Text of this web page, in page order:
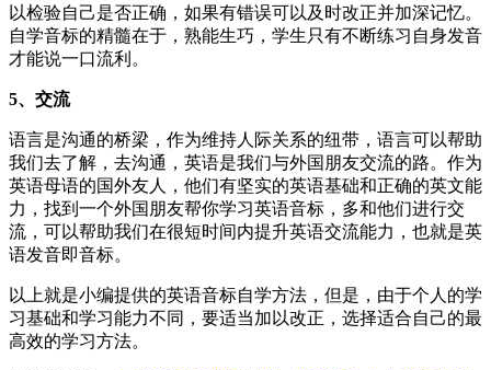
以检验自己是否正确，如果有错误可以及时改正并加深记忆。
自学音标的精髓在于，熟能生巧，学生只有不断练习自身发音
才能说一口流利。
5、交流
语言是沟通的桥梁，作为维持人际关系的纽带，语言可以帮助
我们去了解，去沟通，英语是我们与外国朋友交流的路。作为
英语母语的国外友人，他们有坚实的英语基础和正确的英文能
力，找到一个外国朋友帮你学习英语音标，多和他们进行交
流，可以帮助我们在很短时间内提升英语交流能力，也就是英
语发音即音标。
以上就是小编提供的英语音标自学方法，但是，由于个人的学
习基础和学习能力不同，要适当加以改正，选择适合自己的最
高效的学习方法。